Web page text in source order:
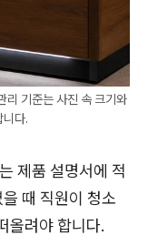
리 기준는 사진 속 크기와
다.
제품 설명서에 적
때 직원이 청소
올려야 합니다.